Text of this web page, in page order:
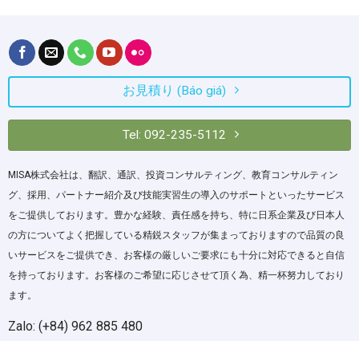
お見積り (Báo giá)
Tel: 092-235-5112
MISA株式会社は、翻訳、通訳、投資コンサルティング、教育コンサルティン
グ、採用、パートナー紹介及び技能実習生の導入のサポートといったサービス
をご提供しております。豊かな経験、責任感を持ち、特に日系企業及び日本人
の方についてよく把握している精鋭スタッフが集まっておりますので品質の良
いサービスをご提供でき、お客様の厳しいご要求にも十分に対応できると自信
を持っております。お客様のご希望に応じさせて頂く為、精一杯努力しており
ます。
Zalo: (+84) 962 885 480